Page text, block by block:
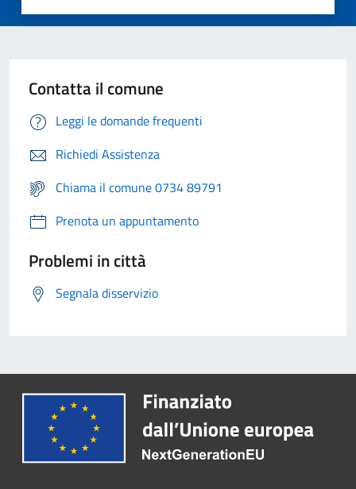
Contatta il comune
Leggi le domande frequenti
Richiedi Assistenza
Chiama il comune 0734 89791
Prenota un appuntamento
Problemi in città
Segnala disservizio